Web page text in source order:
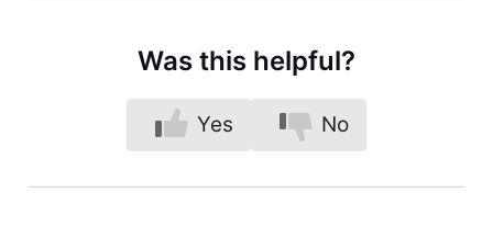
Was this helpful?
Yes No